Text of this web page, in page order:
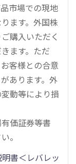
市場での現地
ます。外国株
購入いただく
ます。ただ
客様との合意
あります。外
動等により損
価証券等書
。
書＜レバレッ